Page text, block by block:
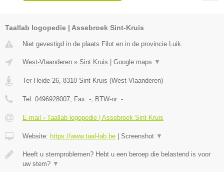
Taallab logopedie | Assebroek Sint-Kruis
Niet gevestigd in de plaats Filot en in de provincie Luik.
West-Vlaanderen » Sint Kruis Google maps ▼
Ter Heide 26, 8310 Sint Kruis (West-Vlaanderen)
Tel: 0496928007, Fax: -, BTW-nr: -
E-mail › Taallab logopedie | Assebroek Sint-Kruis
Website: https://www.taal-lab.be Screenshot ▼
Heeft u stemproblemen? Hebt u een beroep die belastend is voor
uw stem? ▼